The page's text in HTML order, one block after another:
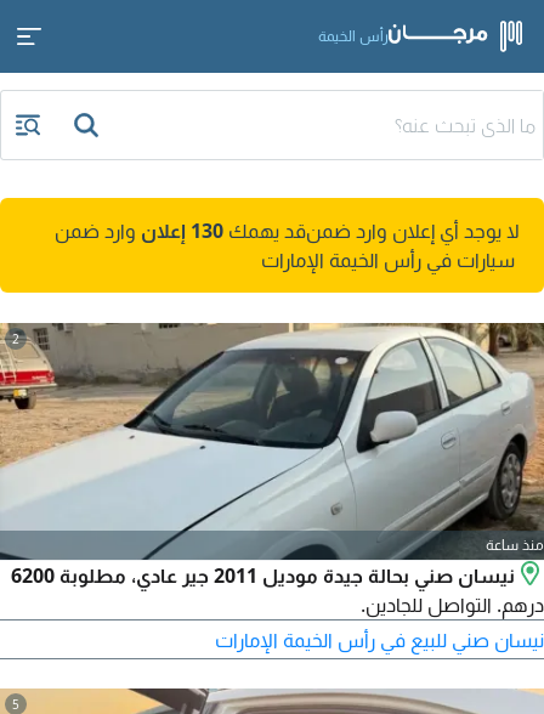
رأس الخيمة
لا يوجد أي إعلان وارد ضمنقد يهمك 130 إعلان
وارد ضمن
سيارات في رأس الخيمة الإمارات
2
منذ ساعة
نيسان صني بحالة جيدة موديل 2011 جير عادي، مطلوبة 6200
درهم. التواصل للجادين.
نيسان صني للبيع في رأس الخيمة الإمارات
5